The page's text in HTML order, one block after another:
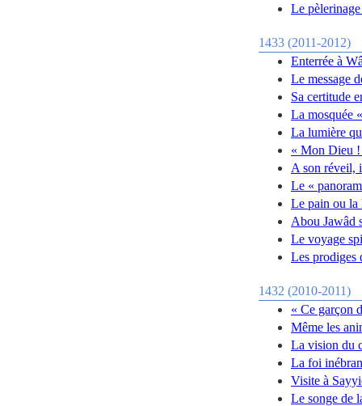
Le
1433 (2011-2012)
Enterrée à
Le message
Sa certitude
La mosquée
La lumière
« Mon Dieu !
A son réveil,
Le «
Le pain ou la
Abou Jawâd
Le voyage
Les prodiges
1432 (2010-2011)
« Ce garçon
Même les
La vision du
La foi
Visite à
Le songe de